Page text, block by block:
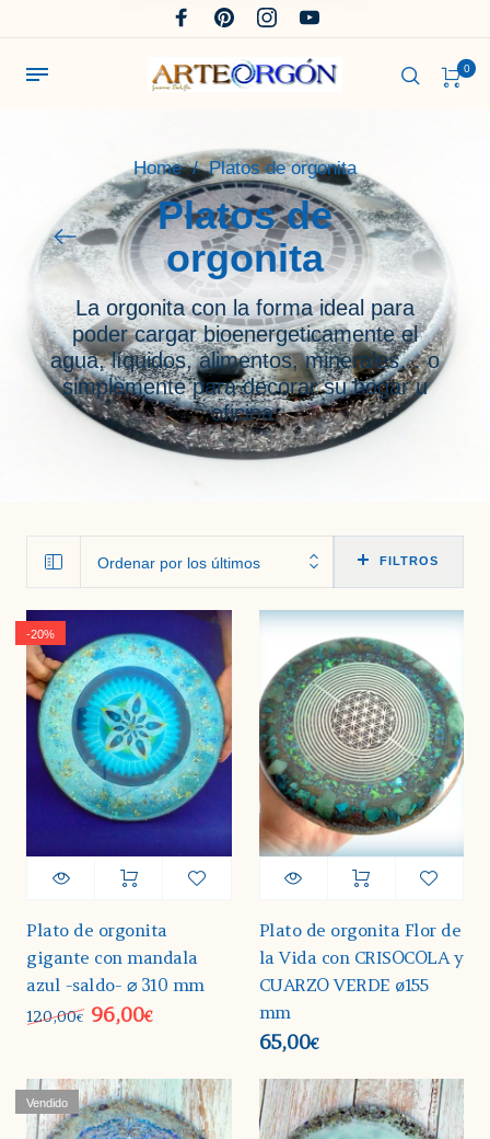
0
Home / Platos de orgonita
Platos de
orgonita
La orgonita con la forma ideal para
poder cargar bioenergeticamente el
agua, líquidos, alimentos, minerales… o
simplemente para decorar su hogar u
oficina.
Ordenar por los últimos FILTROS
-20%
Plato de orgonita
gigante con mandala
azul -saldo- ⌀ 310 mm
120,00€ 96,00€
Plato de orgonita Flor de
la Vida con CRISOCOLA y
CUARZO VERDE ø155
mm
65,00€
Vendido